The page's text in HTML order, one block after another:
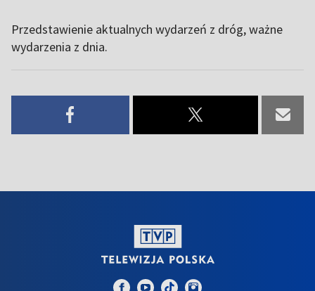
Przedstawienie aktualnych wydarzeń z dróg, ważne
wydarzenia z dnia.